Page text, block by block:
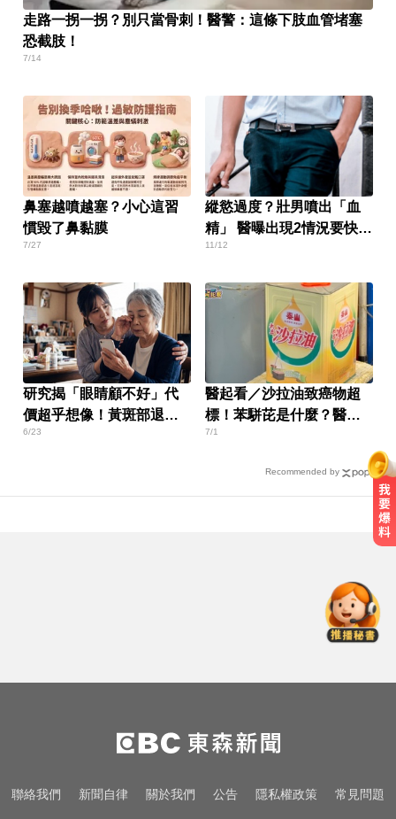
走路一拐一拐？別只當骨刺！醫警：這條下肢血管堵塞
恐截肢！
7/14
鼻塞越噴越塞？小心這習
慣毀了鼻黏膜
7/27
縱慾過度？壯男噴出「血
精」 醫曝出現2情況要快檢
查
11/12
研究揭「眼睛顧不好」代
價超乎想像！黃斑部退化
恐引發鬱悶
6/23
醫起看／沙拉油致癌物超
標！苯駢芘是什麼？醫師
示警了
7/1
Recommended by
盟臺北台新戰神
行動網路降速演練將登場 8/7透過災
防訊息預告
颱風假怎麼放？停班課標準、宣布
聯絡我們 新聞自律 關於我們 公告 隱私權政策 常見問題